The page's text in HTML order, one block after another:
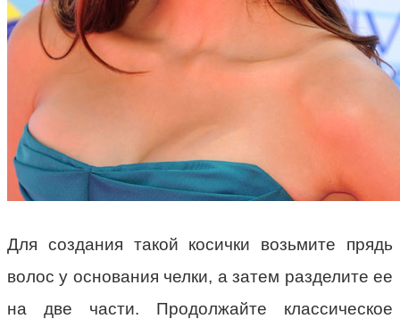
Для создания такой косички возьмите прядь
волос у основания челки, а затем разделите ее
на две части. Продолжайте классическое